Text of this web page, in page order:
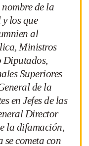
de la
los que
al
Ministros
Diputados,
Superiores
de la
en Jefes de las
Director
la difamación,
cometa con